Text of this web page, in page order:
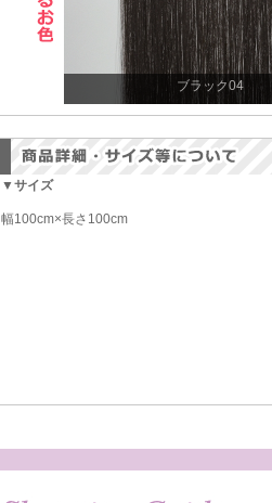
ブラック04
▼サイズ
幅100cm×長さ100cm